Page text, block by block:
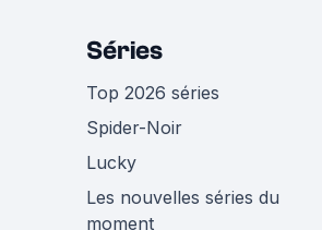
Séries
Top 2026 séries
Spider-Noir
Lucky
Les nouvelles séries du
moment